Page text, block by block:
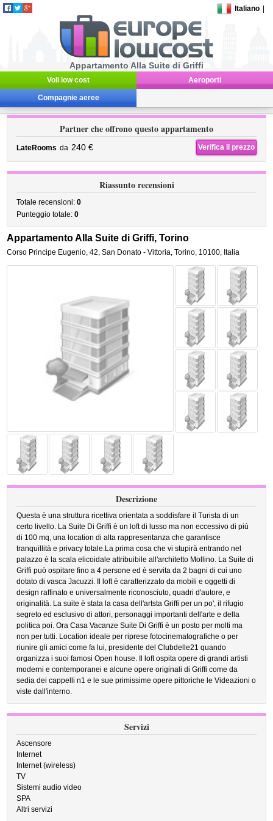
Italiano
Appartamento Alla Suite di Griffi
Voli low cost Aeroporti
Compagnie aeree
Partner che offrono questo appartamento
LateRooms da 240 € Verifica il prezzo
Riassunto recensioni
Totale recensioni:0
Punteggio totale:0
Appartamento Alla Suite di Griffi, Torino
Corso Principe Eugenio, 42,San Donato - Vittoria, Torino, 10100, Italia
Descrizione
Questa è una struttura ricettiva orientata a soddisfare il Turista di un
certo livello. La Suite Di Griffi è un loft di lusso ma non eccessivo di più
di 100 mq, una location di alta rappresentanza che garantisce
tranquillità e privacy totale.La prima cosa che vi stupirà entrando nel
palazzo è la scala elicoidale attribuibile all'architetto Mollino. La Suite di
Griffi può ospitare fino a 4 persone ed è servita da 2 bagni di cui uno
dotato di vasca Jacuzzi. Il loft è caratterizzato da mobili e oggetti di
design raffinato e universalmente riconosciuto, quadri d'autore, e
originalità. La suite è stata la casa dell'artsta Griffi per un po', il rifugio
segreto ed esclusivo di attori, personaggi importanti dell'arte e della
politica poi. Ora Casa Vacanze Suite Di Griffi è un posto per molti ma
non per tutti. Location ideale per riprese fotocinematografiche o per
riunire gli amici come fa lui, presidente del Clubdelle21 quando
organizza i suoi famosi Open house. Il loft ospita opere di grandi artisti
moderni e contemporanei e alcune opere originali di Griffi come da
sedia dei cappelli n1 e le sue primissime opere pittoriche le Videazioni o
viste dall'interno.
Servizi
Ascensore
Internet
Internet (wireless)
TV
Sistemi audio video
SPA
Altri servizi